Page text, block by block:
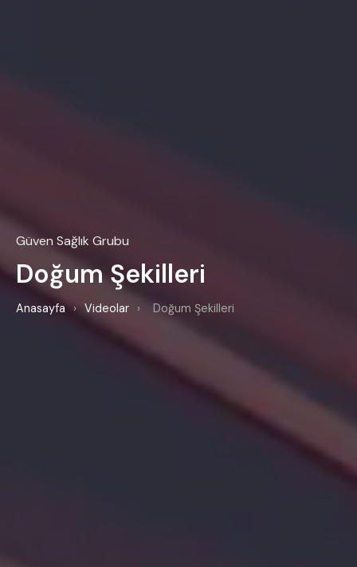
Güven Sağlık Grubu
Doğum Şekilleri
Anasayfa › Videolar › Doğum Şekilleri